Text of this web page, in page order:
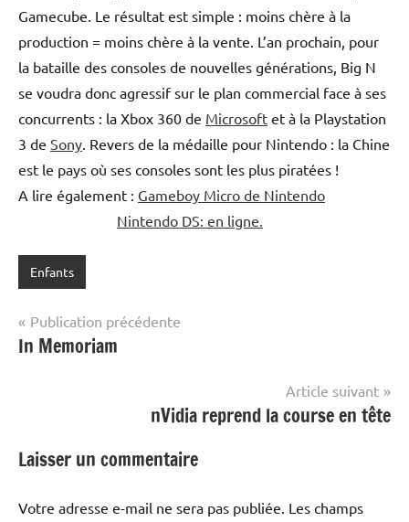
Gamecube. Le résultat est simple : moins chère à la
production = moins chère à la vente. L’an prochain, pour
la bataille des consoles de nouvelles générations, Big N
se voudra donc agressif sur le plan commercial face à ses
concurrents : la Xbox 360 de Microsoft et à la Playstation
3 de Sony . Revers de la médaille pour Nintendo : la Chine
est le pays où ses consoles sont les plus piratées !
A lire également : Gameboy Micro de Nintendo
Nintendo DS: en ligne.
Enfants
Navigation
de
Publication précédente
In Memoriam
Article suivant
nVidia reprend la course en tête
Laisser un commentaire
Votre adresse e-mail ne sera pas publiée. Les champs